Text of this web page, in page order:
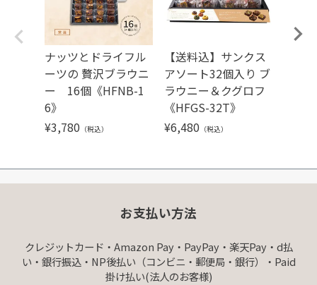
ナッツとドライフル
ーツの 贅沢ブラウニ
ー 16個《HFNB-1
6》
¥3,780 （税込）
【送料込】サンクス
アソート32個入り ブ
ラウニー＆クグロフ
《HFGS-32T》
¥6,480 （税込）
お支払い方法
クレジットカード・Amazon Pay・PayPay・楽天Pay・d払
い・銀行振込・NP後払い（コンビニ・郵便局・銀行）・Paid
掛け払い(法人のお客様)